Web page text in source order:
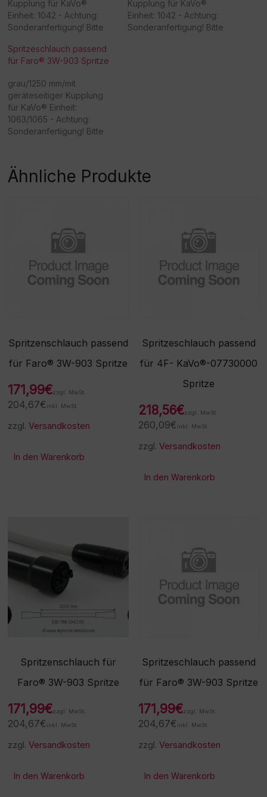
Kupplung für KaVo®
Einheit: 1042 - Achtung:
Sonderanfertigung! Bitte
Rücknahme/Umtausch
dieser Ware nicht möglich
Verständnis! -
Beschaffungsartikel!Rückn
ahme /Umtausch nicht
möglich!
Kupplung für KaVo®
Einheit: 1042 - Achtung:
Sonderanfertigung! Bitte
Spritzeschlauch passend
für Faro® 3W-903 Spritze
grau/1250 mm/mit
geräteseitiger Kupplung
für KaVo® Einheit:
1063/1065 - Achtung:
Sonderanfertigung! Bitte
dieser Ware nicht möglich
ist. Vielen Dank für Ihr
Ähnliche Produkte
Spritzenschlauch passend
für Faro® 3W-903 Spritze
171,99€zzgl. MwSt.
204,67€ inkl. MwSt.
zzgl.Versandkosten
In den Warenkorb
Spritzeschlauch passend
für 4F- KaVo®-07730000
Spritze
218,56€zzgl. MwSt.
260,09€ inkl. MwSt.
zzgl.Versandkosten
In den Warenkorb
Spritzenschlauch für
Faro® 3W-903 Spritze
171,99€zzgl. MwSt.
204,67€ inkl. MwSt.
zzgl.Versandkosten
In den Warenkorb
Spritzeschlauch passend
für Faro® 3W-903 Spritze
171,99€zzgl. MwSt.
204,67€ inkl. MwSt.
zzgl.Versandkosten
In den Warenkorb